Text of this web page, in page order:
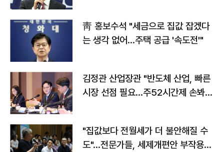
靑 홍보수석 "세금으로 집값 잡겠다
는 생각 없어…주택 공급 '속도전'"
김정관 산업장관 "반도체 산업, 빠른
시장 선점 필요…주52시간제 손봐
"집값보다 전월세가 더 불안해질 수
도"…전문가들, 세제개편안 부작용